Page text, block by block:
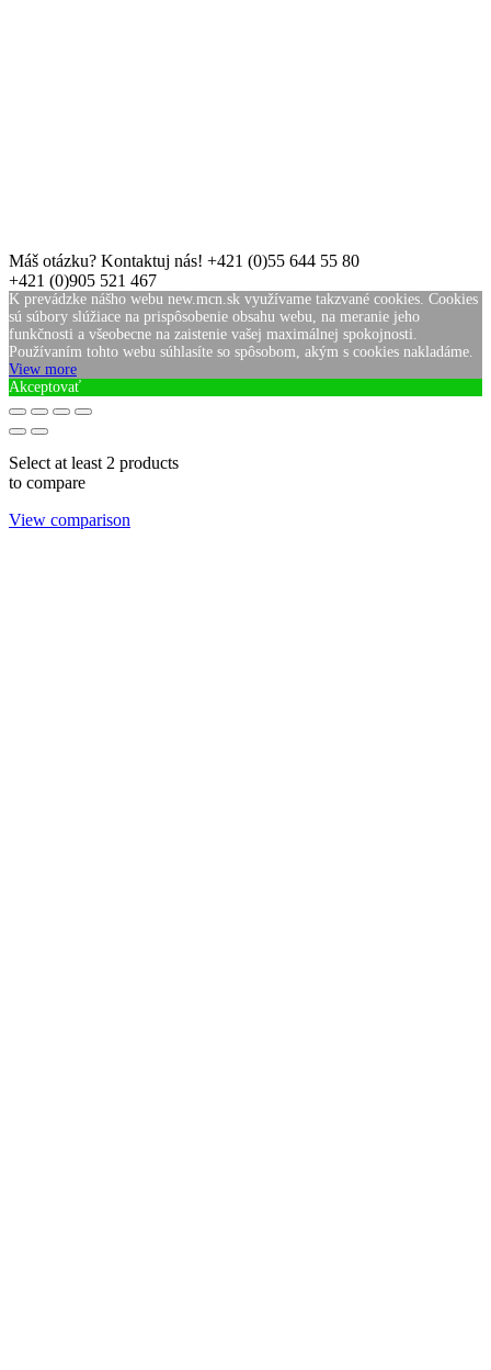
Máš otázku? Kontaktuj nás! +421 (0)55 644 55 80
+421 (0)905 521 467
K prevádzke nášho webu new.mcn.sk využívame takzvané cookies. Cookies
sú súbory slúžiace na prispôsobenie obsahu webu, na meranie jeho
funkčnosti a všeobecne na zaistenie vašej maximálnej spokojnosti.
Používaním tohto webu súhlasíte so spôsobom, akým s cookies nakladáme.
View more
Akceptovať
Select at least 2 products
to compare
View comparison